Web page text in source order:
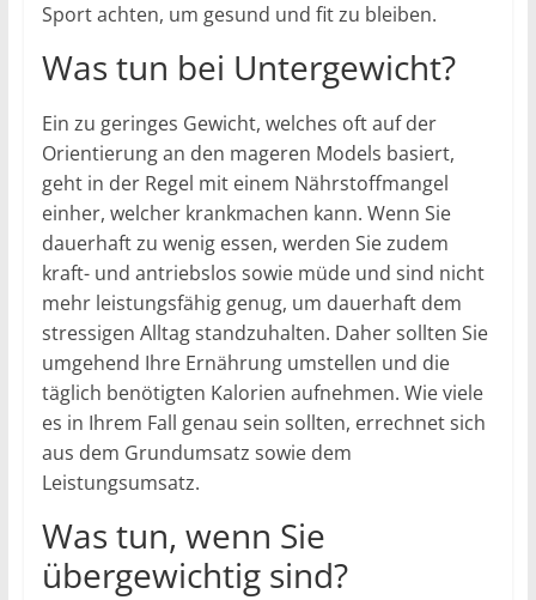
Sport achten, um gesund und fit zu bleiben.
Was tun bei Untergewicht?
Ein zu geringes Gewicht, welches oft auf der
Orientierung an den mageren Models basiert,
geht in der Regel mit einem Nährstoffmangel
einher, welcher krankmachen kann. Wenn Sie
dauerhaft zu wenig essen, werden Sie zudem
kraft- und antriebslos sowie müde und sind nicht
mehr leistungsfähig genug, um dauerhaft dem
stressigen Alltag standzuhalten. Daher sollten Sie
umgehend Ihre Ernährung umstellen und die
täglich benötigten Kalorien aufnehmen. Wie viele
es in Ihrem Fall genau sein sollten, errechnet sich
aus dem Grundumsatz sowie dem
Leistungsumsatz.
Was tun, wenn Sie
übergewichtig sind?